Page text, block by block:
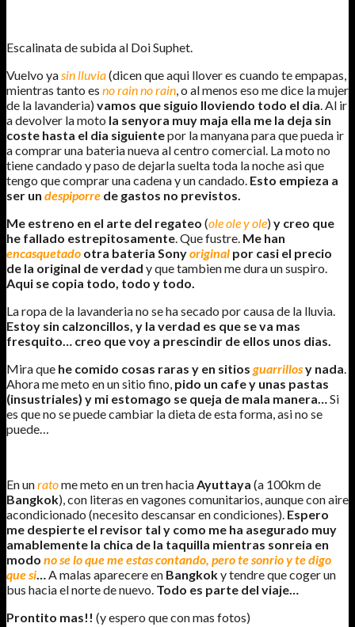
Escalinata de subida al Doi Suphet.
Vuelvo ya sin lluvia(dicen que aqui llover es cuando te empapas,
mientras tanto es no rain no rain , o al menos eso me dice la mujer
de la lavanderia)vamos que siguio lloviendo todo el dia . Al ir
a devolver la moto la senyora muy maja ella me la deja sin
coste hasta el dia siguientepor la manyana para que pueda ir
a comprar una bateria nueva al centro comercial. La moto no
tiene candado y paso de dejarla suelta toda la noche asi que
tengo que comprar una cadena y un candado. Esto empieza a
ser un despiporre de gastos no previstos.
Me estreno en el arte del regateo (ole ole y ole)y creo que
he fallado estrepitosamente . Que fustre. Me han
encasquetado otra bateria Sonyoriginal por casi el precio
de la original de verdad y que tambien me dura un suspiro.
Aqui se copia todo, todo y todo.
La ropa de la lavanderia no se ha secado por causa de la lluvia.
Estoy sin calzoncillos, y la verdad es que se va mas
fresquito… creo que voy a prescindir de ellos unos dias.
Mira que he comido cosas raras y en sitios guarrillosy nada
Ahora me meto en un sitio fino, pido un cafe y unas pastas
(insustriales) y mi estomago se queja de mala manera… Si
es que no se puede cambiar la dieta de esta forma, asi no se
puede…
En unratome meto en un tren hacia Ayuttaya (a 100km de
Bangkok), con literas en vagones comunitarios, aunque con aire
acondicionado (necesito descansar en condiciones). Espero
me despierte el revisor tal y como me ha asegurado muy
amablemente la chica de la taquilla mientras sonreia en
modo no se lo que me estas contando, pero te sonrio y te digo
que si
A malas aparecere en Bangkoky tendre que coger un
bus hacia el norte de nuevo. Todo es parte del viaje…
Prontito mas!! (y espero que con mas fotos)